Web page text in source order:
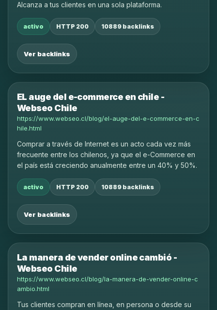
Alcanza a tus clientes en una sola plataforma.
activo HTTP 200 10889 backlinks
Ver backlinks
EL auge del e-commerce en chile -
Webseo Chile
https://www.webseo.cl/blog/el-auge-del-e-commerce-en-c
hile.html
Comprar a través de Internet es un acto cada vez más
frecuente entre los chilenos, ya que el e-Commerce en
el país está creciendo anualmente entre un 40% y 50%.
activo HTTP 200 10889 backlinks
Ver backlinks
La manera de vender online cambió -
Webseo Chile
https://www.webseo.cl/blog/la-manera-de-vender-online-c
ambio.html
Tus clientes compran en línea, en persona o desde su